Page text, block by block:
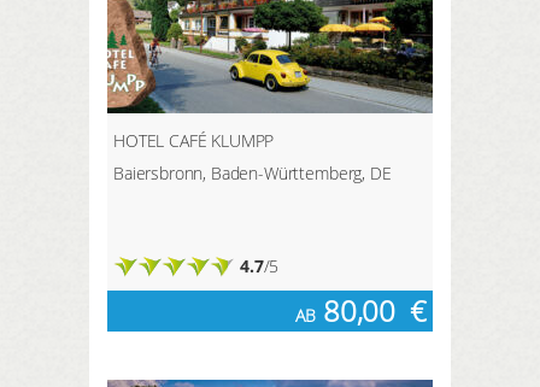
HOTEL CAFÉ KLUMPP
Baiersbronn, Baden-Württemberg, DE
4.7/5
AB 80,00 €